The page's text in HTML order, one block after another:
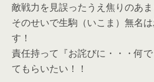
敵戦力を見誤ったうえ焦りのあま
そのせいで生駒（いこま）無名
す！
責任持って『お詫びに・・・何
てもらいたい！！